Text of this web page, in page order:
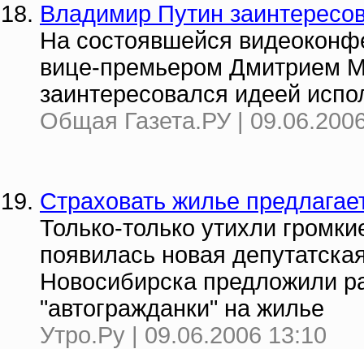
Владимир Путин
На состоявшейся
вице-премьером Дмитрием
заинтересовался идеей
Общая Газета.РУ |
Страховать жилье
Только-только утихли
появилась новая
Новосибирска предложили
"автогражданки" на жилье
Утро.Ру | 09.06.2006 13:10